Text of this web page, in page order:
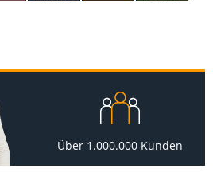
Über 1.000.000 Kunden